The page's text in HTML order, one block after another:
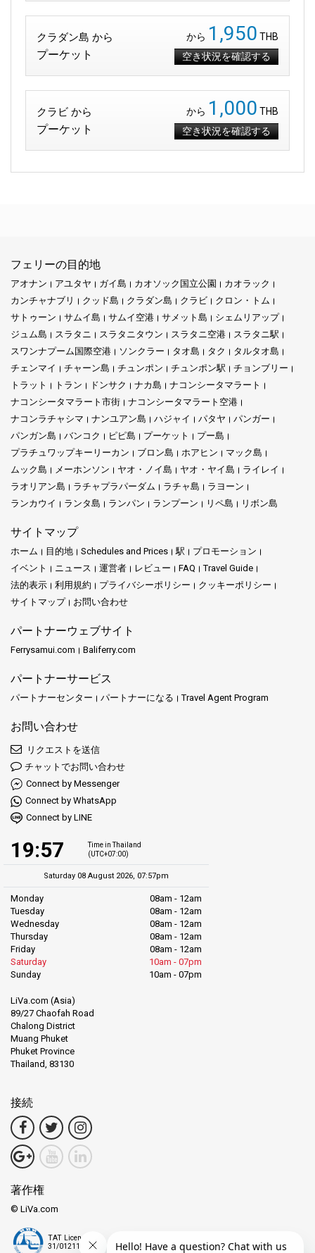
クラダン島 から
プーケット
から 1,950 THB
空き状況を確認する
クラビ から
プーケット
から 1,000 THB
空き状況を確認する
フェリーの目的地
アオナン アユタヤ ガイ島 カオソック国立公園
カオラック
カンチャナブリ
クッド島 クラダン島 クラビ
クロン・トム
サトゥーン
サムイ島 サムイ空港 サメット島
シェムリアップ
ジュム島
スラタニ スラタニタウン スラタニ空港
スラタニ駅
スワンナプーム国際空港
ソンクラー タオ島 タク
タルタオ島
チェンマイ
チャーン島 チュンポン チュンポン駅
チョンブリー
トラット
トラン ドンサク ナカ島
ナコンシータマラート
ナコンシータマラート市街
ナコンシータマラート空港
ナコンラチャシマ
ナンユアン島 ハジャイ パタヤ
パンガー
パンガン島
バンコク ピピ島 プーケット
プー島
プラチュワップキーリーカン
ブロン島 ホアヒン
マック島
ムック島
メーホンソン ヤオ・ノイ島 ヤオ・ヤイ島
ライレイ
ラオリアン島
ラチャプラパーダム ラチャ島
ラヨーン
ランカウイ
ランタ島 ランパン ランプーン リペ島 リボン島
サイトマップ
ホーム 目的地 Schedules and Prices 駅
プロモーション
イベント
ニュース 運営者 レビュー FAQ
Travel Guide
法的表示
利用規約 プライバシーポリシー
クッキーポリシー
サイトマップ
お問い合わせ
パートナーウェブサイト
Ferrysamui.com Baliferry.com
パートナーサービス
パートナーセンター パートナーになる Travel Agent Program
お問い合わせ
リクエストを送信
チャットでお問い合わせ
Connect by Messenger
Connect by WhatsApp
Connect by LINE
19:57
Time in Thailand
(UTC+07:00)
Saturday 08 August 2026, 07:57pm
Monday
08am - 12am
Tuesday
08am - 12am
Wednesday
08am - 12am
Thursday
08am - 12am
Friday
08am - 12am
Saturday
10am - 07pm
Sunday
10am - 07pm
LiVa.com (Asia)
89/27 Chaofah Road
Chalong District
Muang Phuket
Phuket Province
Thailand, 83130
接続
著作権
© LiVa.com
TAT License
31/01211